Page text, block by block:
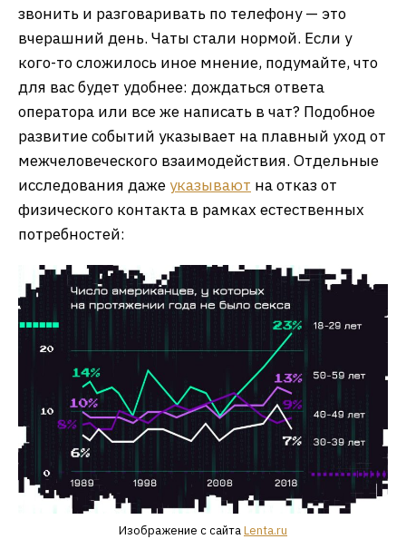
звонить и разговаривать по телефону — это
вчерашний день. Чаты стали нормой. Если у
кого-то сложилось иное мнение, подумайте, что
для вас будет удобнее: дождаться ответа
оператора или все же написать в чат? Подобное
развитие событий указывает на плавный уход от
межчеловеческого взаимодействия. Отдельные
исследования даже указывают на отказ от
физического контакта в рамках естественных
потребностей:
Изображение с сайтаLenta.ru